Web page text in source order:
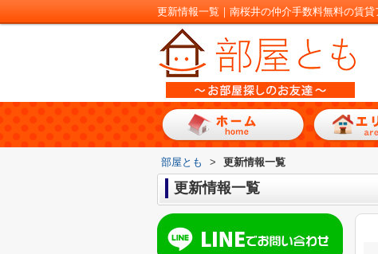
更新情報一覧｜南桜井の仲介手数料無料の賃貸
部屋とも > 更新情報一覧
更新情報一覧